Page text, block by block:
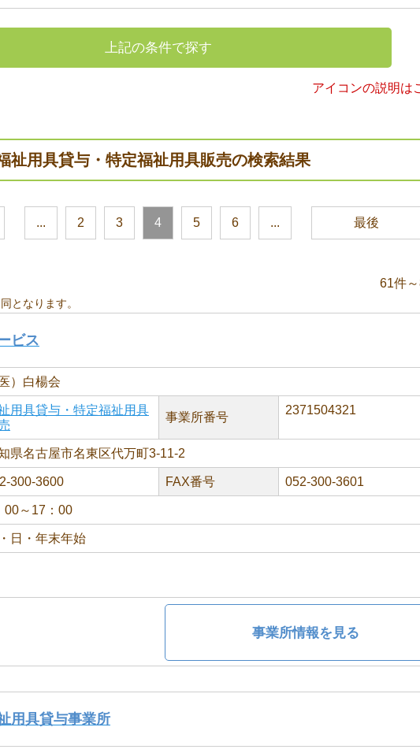
上記の条件で探す
アイコンの説明は
祉用具貸与・特定福祉用具販売の検索結果
... 2 3 4 5 6 ... 最後
61件
となります。
ビス
医）白楊会
用具貸与・特定福祉用具
事業所番号
2371504321
県名古屋市名東区代万町3-11-2
300-3600 FAX番号 052-300-3601
00～17：00
日・年末年始
事業所情報を見る
用具貸与事業所